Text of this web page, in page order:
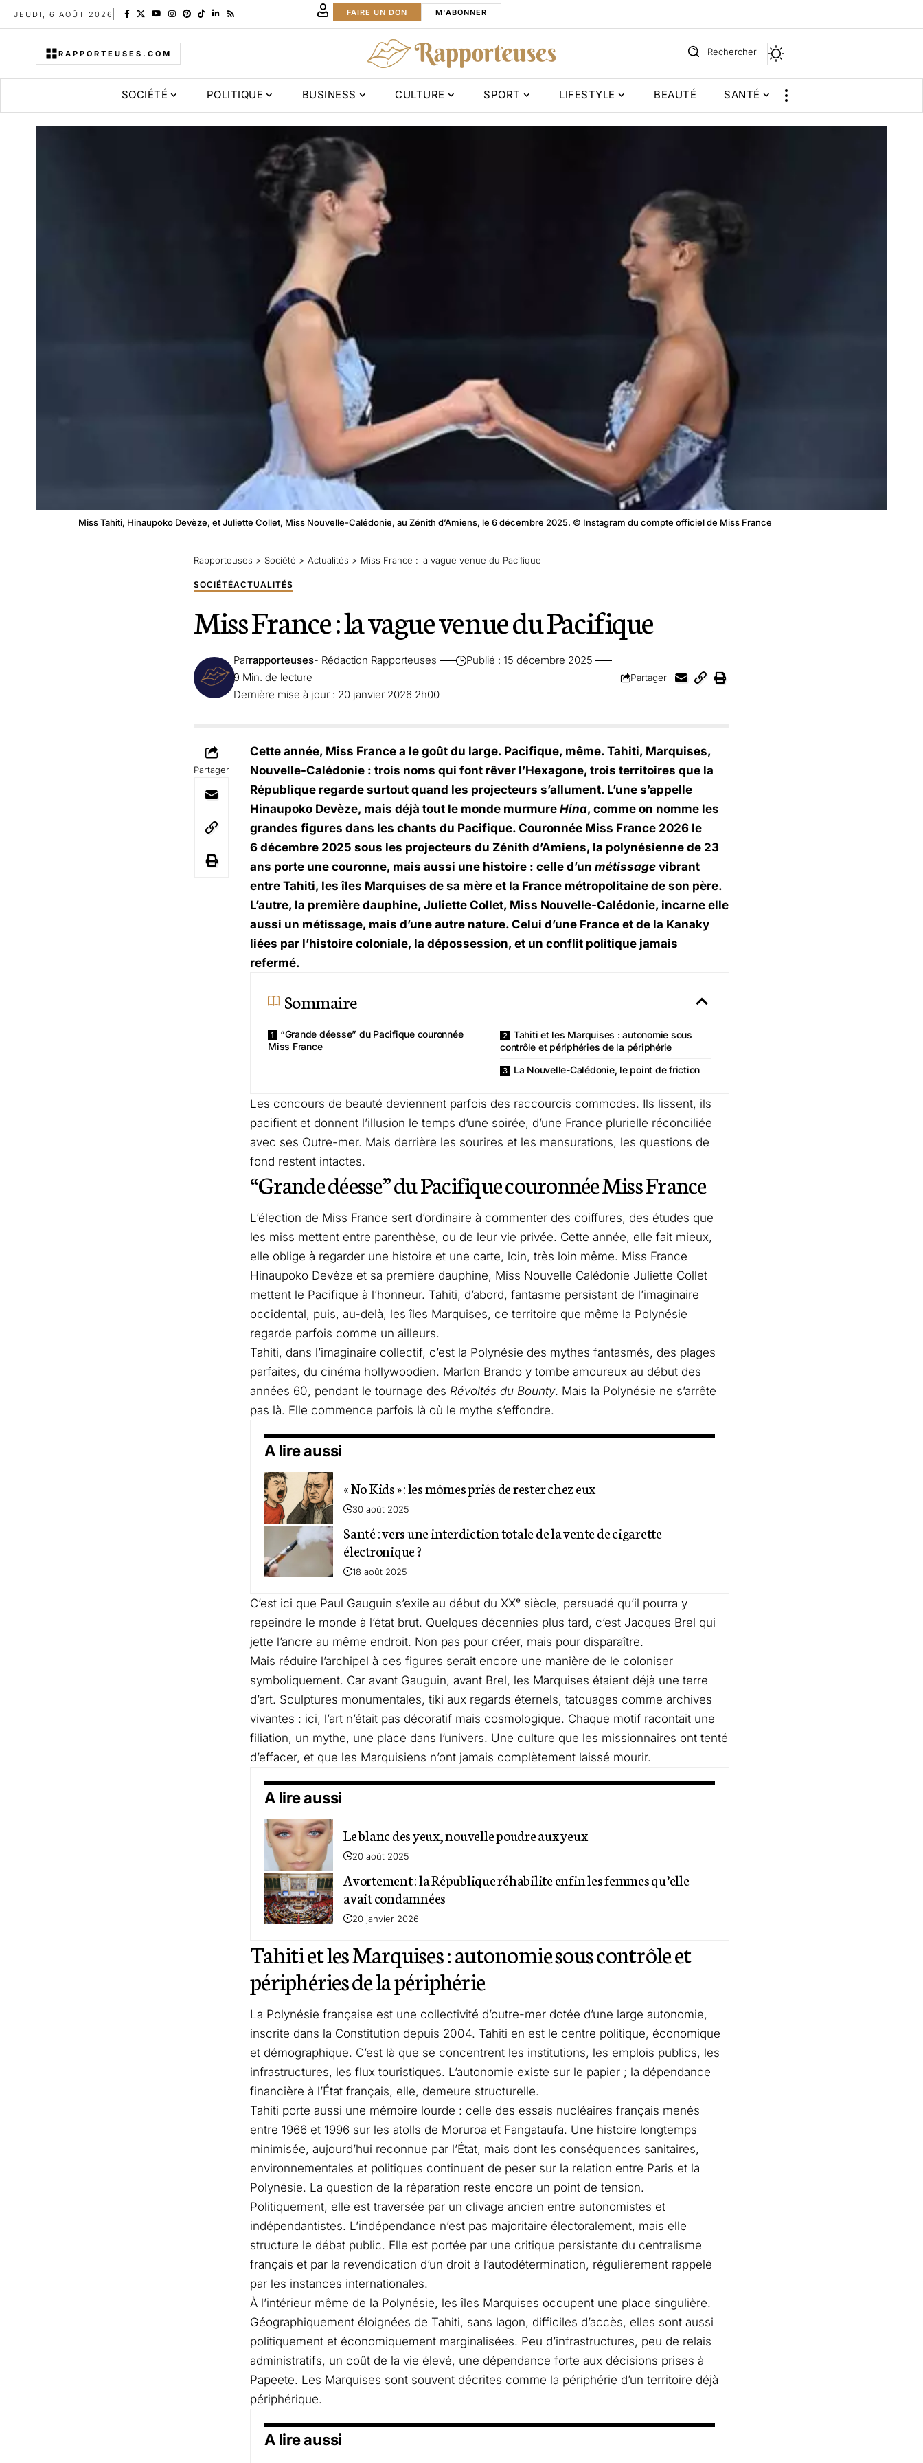
JEUDI, 6 AOÛT 2026 FAIRE UN DON M'ABONNER
RAPPORTEUSES.COM Rechercher
SOCIÉTÉ POLITIQUE BUSINESS CULTURE SPORT LIFESTYLE BEAUTÉ SANTÉ
Miss Tahiti, Hinaupoko Devèze, et Juliette Collet, Miss Nouvelle-Calédonie, au Zénith d’Amiens, le 6 décembre 2025. © Instagram du compte officiel de Miss France
Rapporteuses > Société > Actualités > Miss France : la vague venue du Pacifique
SOCIÉTÉACTUALITÉS
Miss France : la vague venue du Pacifique
Dernière mise à jour : 20 janvier 2026 2h00
Parrapporteuses- Rédaction Rapporteuses
Publié : 15 décembre 2025
9 Min. de lecture
Partager
Partager
Cette année, Miss France a le goût du large. Pacifique, même. Tahiti, Marquises,
Nouvelle-Calédonie : trois noms qui font rêver l’Hexagone, trois territoires que la
République regarde surtout quand les projecteurs s’allument. L’une s’appelle
Hinaupoko Devèze, mais déjà tout le monde murmure Hina, comme on nomme les
grandes figures dans les chants du Pacifique. Couronnée Miss France 2026 le
6 décembre 2025 sous les projecteurs du Zénith d’Amiens, la polynésienne de 23
ans porte une couronne, mais aussi une histoire : celle d’un métissage vibrant
entre Tahiti, les îles Marquises de sa mère et la France métropolitaine de son père.
L’autre, la première dauphine, Juliette Collet, Miss Nouvelle-Calédonie, incarne elle
aussi un métissage, mais d’une autre nature. Celui d’une France et de la Kanaky
liées par l’histoire coloniale, la dépossession, et un conflit politique jamais
refermé.
Sommaire
“Grande déesse” du Pacifique couronnée
Miss France
Tahiti et les Marquises : autonomie sous
contrôle et périphéries de la périphérie
La Nouvelle-Calédonie, le point de friction
Les concours de beauté deviennent parfois des raccourcis commodes. Ils lissent, ils
pacifient et donnent l’illusion le temps d’une soirée, d’une France plurielle réconciliée
avec ses Outre-mer. Mais derrière les sourires et les mensurations, les questions de
fond restent intactes.
“Grande déesse” du Pacifique couronnée Miss France
L’élection de Miss France sert d’ordinaire à commenter des coiffures, des études que
les miss mettent entre parenthèse, ou de leur vie privée. Cette année, elle fait mieux,
elle oblige à regarder une histoire et une carte, loin, très loin même. Miss France
Hinaupoko Devèze et sa première dauphine, Miss Nouvelle Calédonie Juliette Collet
mettent le Pacifique à l’honneur. Tahiti, d’abord, fantasme persistant de l’imaginaire
occidental, puis, au-delà, les îles Marquises, ce territoire que même la Polynésie
regarde parfois comme un ailleurs.
Tahiti, dans l’imaginaire collectif, c’est la Polynésie des mythes fantasmés, des plages
parfaites, du cinéma hollywoodien. Marlon Brando y tombe amoureux au début des
années 60, pendant le tournage des Révoltés du Bounty. Mais la Polynésie ne s’arrête
pas là. Elle commence parfois là où le mythe s’effondre.
A lire aussi
« No Kids » : les mômes priés de rester chez eux
30 août 2025
Santé : vers une interdiction totale de la vente de cigarette
électronique ?
18 août 2025
C’est ici que Paul Gauguin s’exile au début du XXᵉ siècle, persuadé qu’il pourra y
repeindre le monde à l’état brut. Quelques décennies plus tard, c’est Jacques Brel qui
jette l’ancre au même endroit. Non pas pour créer, mais pour disparaître.
Mais réduire l’archipel à ces figures serait encore une manière de le coloniser
symboliquement. Car avant Gauguin, avant Brel, les Marquises étaient déjà une terre
d’art. Sculptures monumentales, tiki aux regards éternels, tatouages comme archives
vivantes : ici, l’art n’était pas décoratif mais cosmologique. Chaque motif racontait une
filiation, un mythe, une place dans l’univers. Une culture que les missionnaires ont tenté
d’effacer, et que les Marquisiens n’ont jamais complètement laissé mourir.
A lire aussi
Le blanc des yeux, nouvelle poudre aux yeux
20 août 2025
Avortement : la République réhabilite enfin les femmes qu’elle
avait condamnées
20 janvier 2026
Tahiti et les Marquises : autonomie sous contrôle et
périphéries de la périphérie
La Polynésie française est une collectivité d’outre-mer dotée d’une large autonomie,
inscrite dans la Constitution depuis 2004. Tahiti en est le centre politique, économique
et démographique. C’est là que se concentrent les institutions, les emplois publics, les
infrastructures, les flux touristiques. L’autonomie existe sur le papier ; la dépendance
financière à l’État français, elle, demeure structurelle.
Tahiti porte aussi une mémoire lourde : celle des essais nucléaires français menés
entre 1966 et 1996 sur les atolls de Moruroa et Fangataufa. Une histoire longtemps
minimisée, aujourd’hui reconnue par l’État, mais dont les conséquences sanitaires,
environnementales et politiques continuent de peser sur la relation entre Paris et la
Polynésie. La question de la réparation reste encore un point de tension.
Politiquement, elle est traversée par un clivage ancien entre autonomistes et
indépendantistes. L’indépendance n’est pas majoritaire électoralement, mais elle
structure le débat public. Elle est portée par une critique persistante du centralisme
français et par la revendication d’un droit à l’autodétermination, régulièrement rappelé
par les instances internationales.
À l’intérieur même de la Polynésie, les îles Marquises occupent une place singulière.
Géographiquement éloignées de Tahiti, sans lagon, difficiles d’accès, elles sont aussi
politiquement et économiquement marginalisées. Peu d’infrastructures, peu de relais
administratifs, un coût de la vie élevé, une dépendance forte aux décisions prises à
Papeete. Les Marquises sont souvent décrites comme la périphérie d’un territoire déjà
périphérique.
A lire aussi